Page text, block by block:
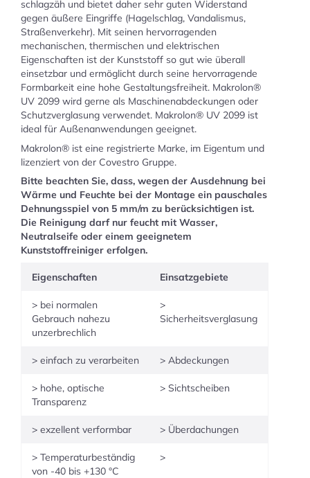
schlagzäh und bietet daher sehr guten Widerstand
gegen äußere Eingriffe (Hagelschlag, Vandalismus,
Straßenverkehr). Mit seinen hervorragenden
mechanischen, thermischen und elektrischen
Eigenschaften ist der Kunststoff so gut wie überall
einsetzbar und ermöglicht durch seine hervorragende
Formbarkeit eine hohe Gestaltungsfreiheit. Makrolon®
UV 2099 wird gerne als Maschinenabdeckungen oder
Schutzverglasung verwendet. Makrolon® UV 2099 ist
ideal für Außenanwendungen geeignet.
Makrolon® ist eine registrierte Marke, im Eigentum und
lizenziert von der Covestro Gruppe.
Bitte beachten Sie, dass, wegen der Ausdehnung bei
Wärme und Feuchte bei der Montage ein pauschales
Dehnungsspiel von 5 mm/m zu berücksichtigen ist.
Die Reinigung darf nur feucht mit Wasser,
Neutralseife oder einem geeignetem
Kunststoffreiniger erfolgen.
Eigenschaften Einsatzgebiete
> bei normalen
Gebrauch nahezu
unzerbrechlich
>
Sicherheitsverglasung
> einfach zu verarbeiten > Abdeckungen
> hohe, optische
Transparenz
> Sichtscheiben
> exzellent verformbar > Überdachungen
> Temperaturbeständig
von -40 bis +130 °C
>